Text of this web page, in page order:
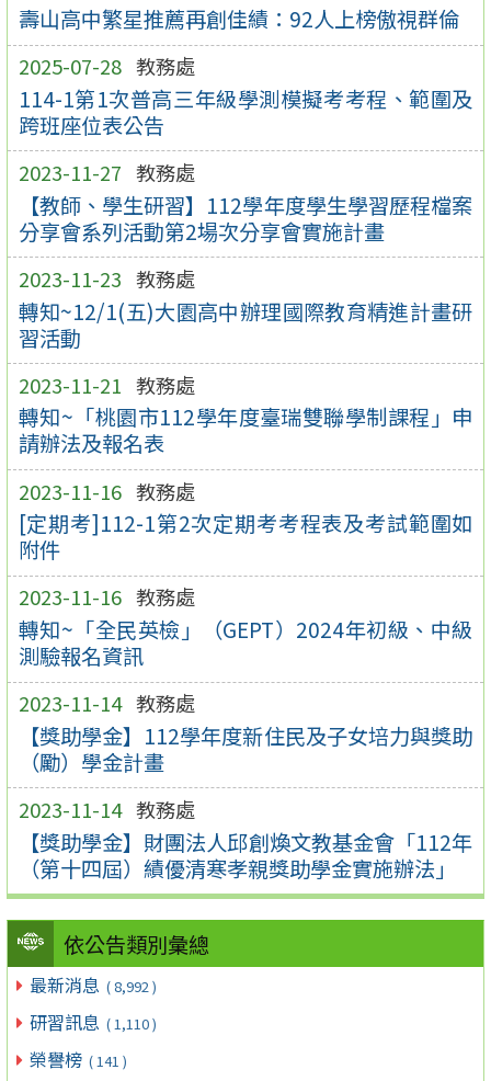
壽山高中繁星推薦再創佳績：92人上榜傲視群倫
2025-07-28 教務處
114-1第1次普高三年級學測模擬考考程、範圍及
跨班座位表公告
2023-11-27 教務處
【教師、學生研習】112學年度學生學習歷程檔案
分享會系列活動第2場次分享會實施計畫
2023-11-23 教務處
轉知~12/1(五)大園高中辦理國際教育精進計畫研
習活動
2023-11-21 教務處
轉知~「桃園市112學年度臺瑞雙聯學制課程」申
請辦法及報名表
2023-11-16 教務處
[定期考]112-1第2次定期考考程表及考試範圍如
附件
2023-11-16 教務處
轉知~「全民英檢」（GEPT）2024年初級、中級
測驗報名資訊
2023-11-14 教務處
【獎助學金】112學年度新住民及子女培力與獎助
（勵）學金計畫
2023-11-14 教務處
【獎助學金】財團法人邱創煥文教基金會「112年
（第十四屆）績優清寒孝親獎助學金實施辦法」
依公告類別彙總
最新消息 ( 8,992 )
研習訊息 ( 1,110 )
榮譽榜 ( 141 )